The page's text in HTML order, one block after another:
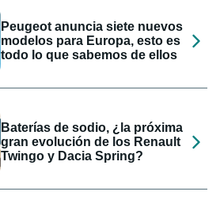
Peugeot anuncia siete nuevos
modelos para Europa, esto es
todo lo que sabemos de ellos
Baterías de sodio, ¿la próxima
gran evolución de los Renault
Twingo y Dacia Spring?